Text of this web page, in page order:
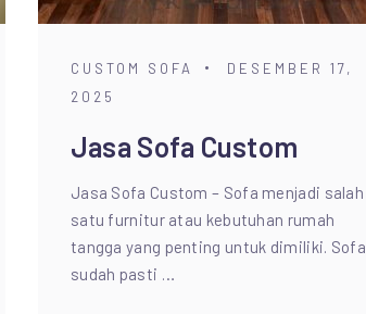
CUSTOM SOFA
DESEMBER 17,
2025
Jasa Sofa Custom
Jasa Sofa Custom – Sofa menjadi salah
satu furnitur atau kebutuhan rumah
tangga yang penting untuk dimiliki. Sofa
sudah pasti …